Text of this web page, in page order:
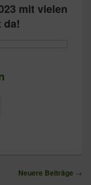
mit vielen
da!
Neuere Beiträge →